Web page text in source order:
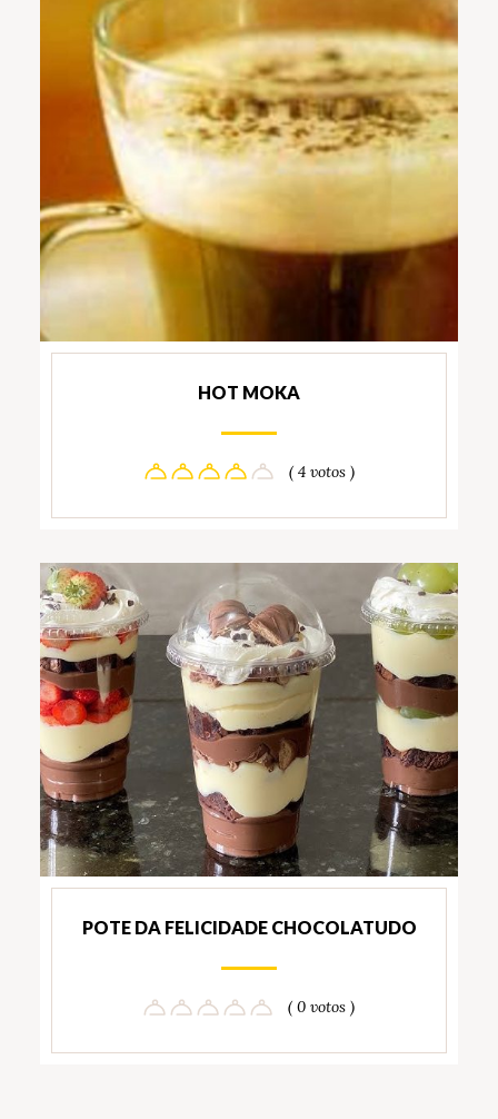
HOT MOKA
( 4 votos )
POTE DA FELICIDADE CHOCOLATUDO
( 0 votos )